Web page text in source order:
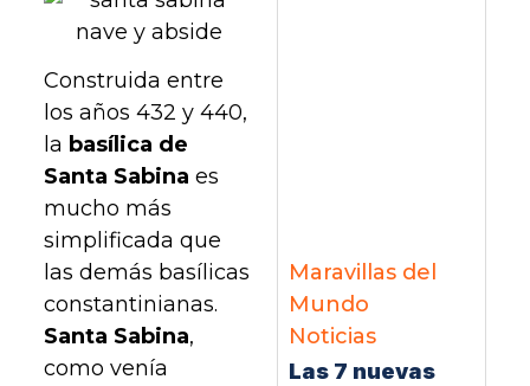
Construida entre
los años 432 y 440,
la basílica de
Santa Sabina es
mucho más
simplificada que
las demás basílicas
constantinianas.
Santa Sabina,
como venía
Maravillas del
Mundo
Noticias
Las 7 nuevas